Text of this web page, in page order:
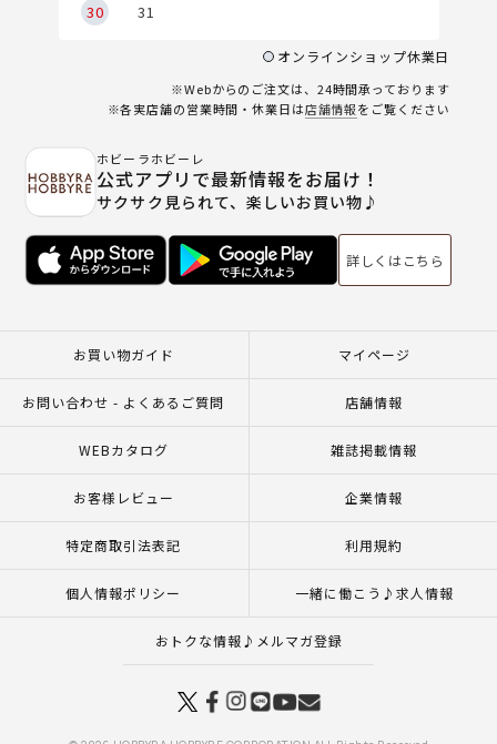
30
31
オンラインショップ休業日
※Webからのご注文は、24時間承っております
※各実店舗の営業時間・休業日は店舗情報をご覧ください
ホビーラホビーレ
公式アプリで最新情報をお届け！
サクサク見られて、楽しいお買い物♪
詳しくはこちら
お買い物ガイド マイページ
お問い合わせ - よくあるご質問 店舗情報
WEBカタログ 雑誌掲載情報
お客様レビュー 企業情報
特定商取引法表記 利用規約
個人情報ポリシー 一緒に働こう♪求人情報
おトクな情報♪メルマガ登録